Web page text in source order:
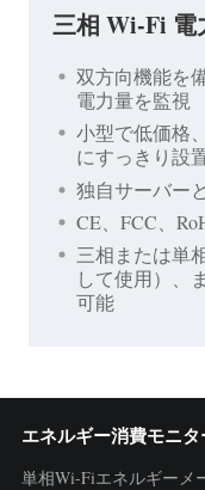
三相 Wi-Fi 電
双方向機能を
電力量を監視
小型で低価格
にすっきり設
独自サーバー
CE、FCC、
三相または単
して使用）、
可能
エネルギー消費モニタ
単相Wi-Fiエネルギーメ